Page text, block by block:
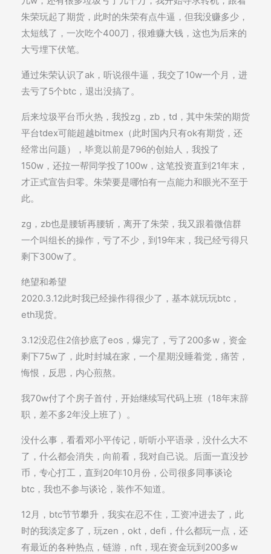
朱荣玩起了期货，此时的朱荣有点牛逼，但我没赚多少，
太短线了，一次吃个400刀，很难赚大钱，这也为后来的
大亏埋下伏笔。
通过朱荣认识了ak，听说很牛逼，我交了10w一个月，进
去亏了5个btc，退出没搞了。
后来垃圾平台币火热，我投zg，zb，td，其中朱荣的期货
平台tdex可能超越bitmex（此时国内只有ok有期货，还
经常出问题），毕竟以前是796的创始人，我投了
150w，还拉一帮同学投了100w，这笔投资直到21年末，
才正式宣告归零。朱荣要是哪怕有一点能力和眼光不至于
此。
zg，zb也是腰斩再腰斩，离开了朱荣，我又跟着微信群
一个叫组长的操作，亏了不少，到19年末，我已经亏得只
剩下300w了。
绝望和希望
2020.3.12此时我已经操作得很少了，基本就玩玩btc，
eth现货。
3.12没忍住2倍抄底了eos，爆完了，亏了200多w，资金
剩下75w了，此时封城在家，一个星期没睡着觉，痛苦，
悔恨，反思，内心煎熬。
我70w付了个房子首付，开始继续写代码上班（18年末辞
职，差不多2年没上班了）。
没什么事，看看邓小平传记，听听小平语录，没什么大不
了，什么都会消失，向前看，我对自己说。后面一直没抄
币，专心打工，直到20年10月份，公司很多同事谈论
btc，我也不参与谈论，装作不知道。
12月，btc节节攀升，我实在忍不住，工资冲进去了，此
时的我淡定多了，玩zen，okt，defi，什么都玩一点，还
有最近的各种热点，链游，nft，现在资金玩到200多w